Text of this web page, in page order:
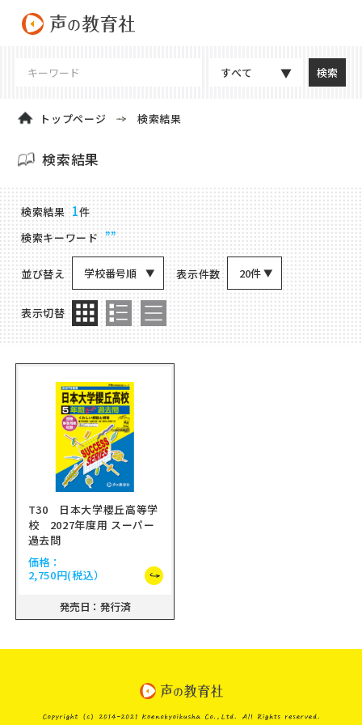
すべて
トップページ 検索結果
検索結果
商品検索結果
検索結果 1件
検索キーワード ””
並び替え 学校番号順 表示件数 20件
表示切替
T30 日本大学櫻丘高等学
校 2027年度用 スーパー
過去問
価格：
2,750円(税込）
発売日：発行済